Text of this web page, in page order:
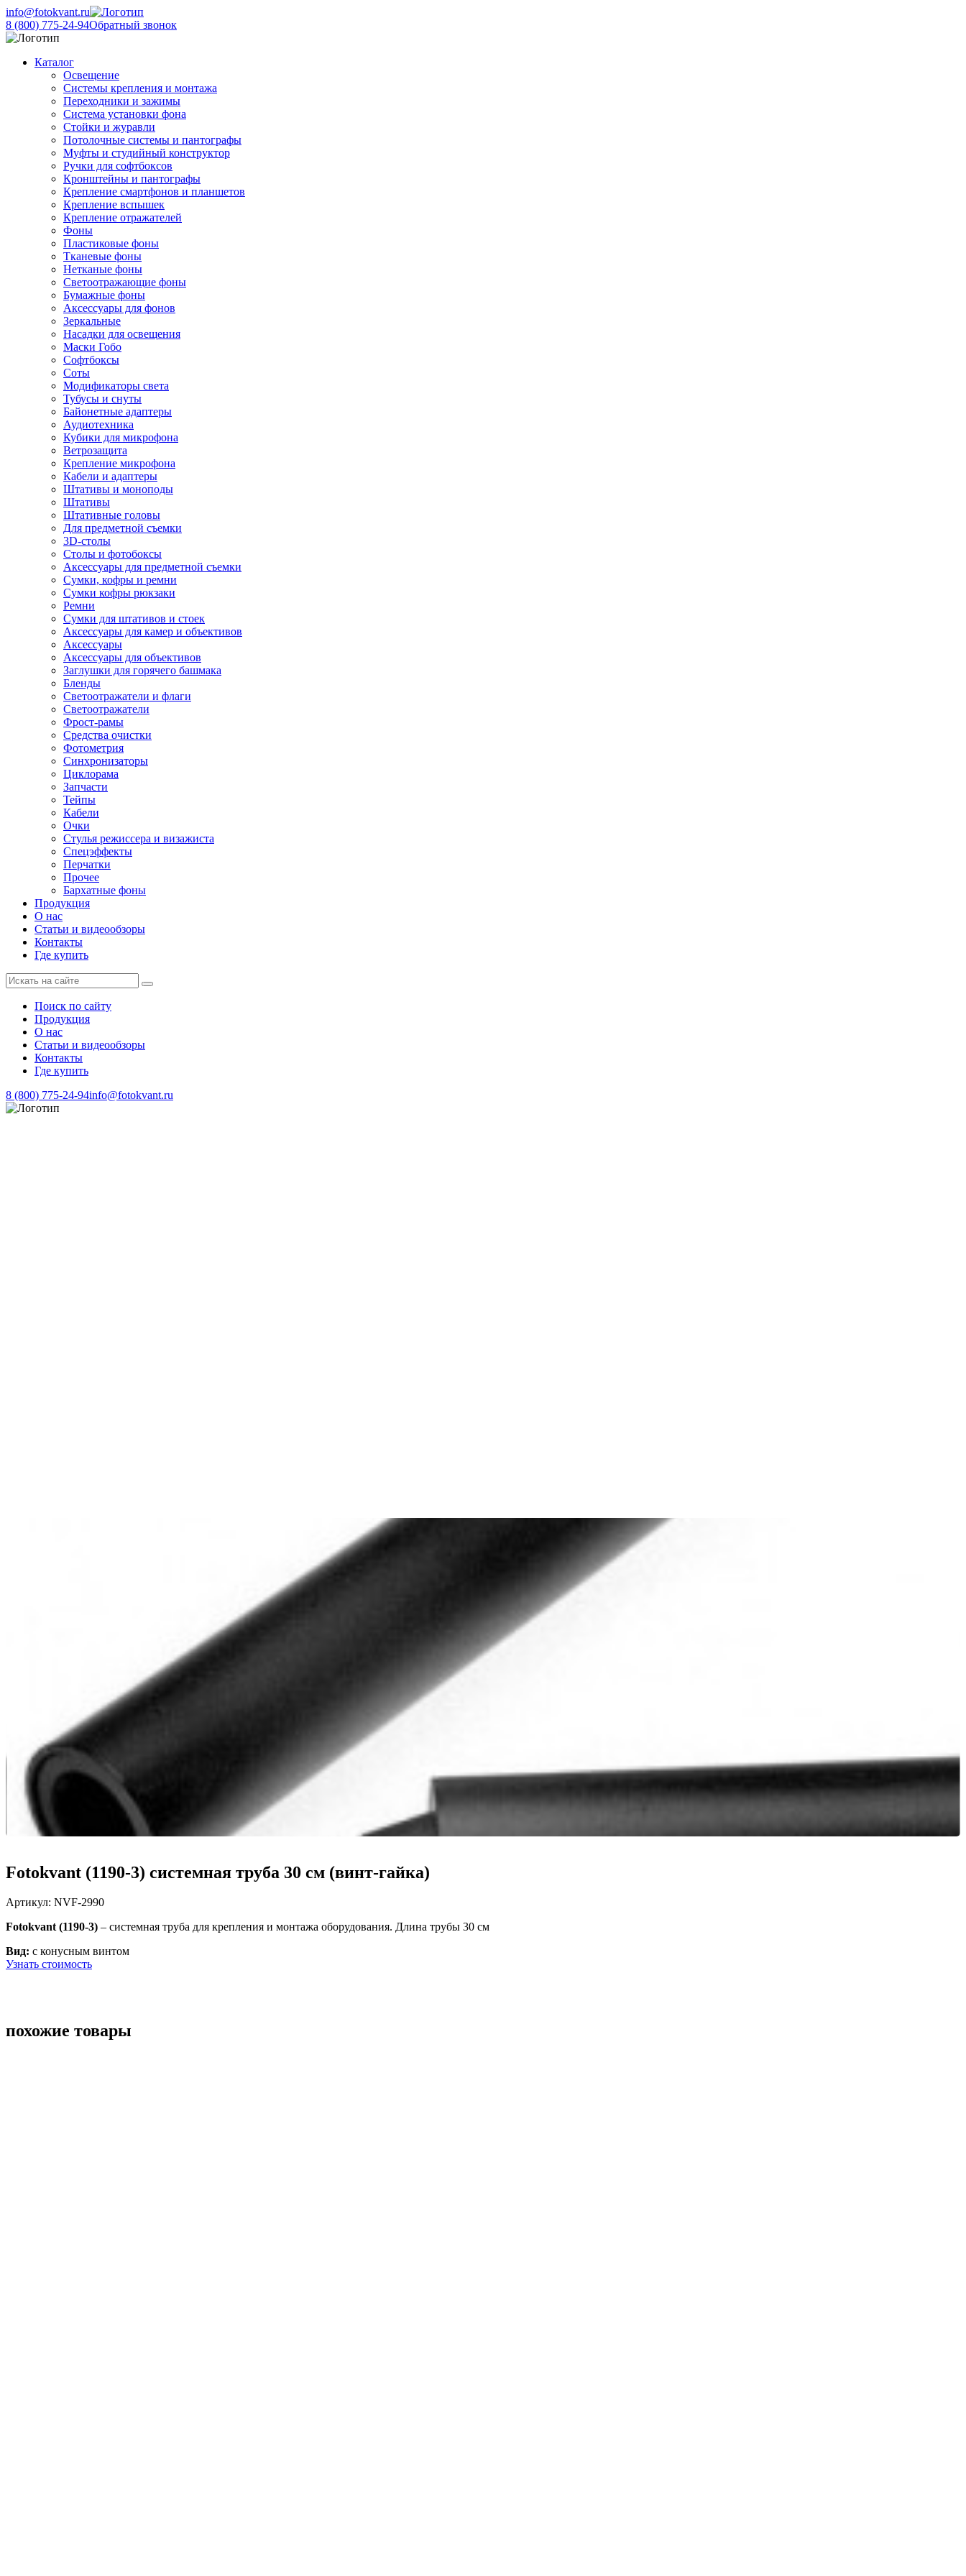
info@fotokvant.ru
8 (800) 775-24-94Обратный звонок
Каталог
Освещение
Системы крепления и монтажа
Переходники и зажимы
Система установки фона
Стойки и журавли
Потолочные системы и пантографы
Муфты и студийный конструктор
Ручки для софтбоксов
Кронштейны и пантографы
Крепление смартфонов и планшетов
Крепление вспышек
Крепление отражателей
Фоны
Пластиковые фоны
Тканевые фоны
Нетканые фоны
Светоотражающие фоны
Бумажные фоны
Аксессуары для фонов
Зеркальные
Насадки для освещения
Маски Гобо
Софтбоксы
Соты
Модификаторы света
Тубусы и снуты
Байонетные адаптеры
Аудиотехника
Кубики для микрофона
Ветрозащита
Крепление микрофона
Кабели и адаптеры
Штативы и моноподы
Штативы
Штативные головы
Для предметной съемки
3D-столы
Столы и фотобоксы
Аксессуары для предметной съемки
Сумки, кофры и ремни
Сумки кофры рюкзаки
Ремни
Сумки для штативов и стоек
Аксессуары для камер и объективов
Аксессуары
Аксессуары для объективов
Заглушки для горячего башмака
Бленды
Светоотражатели и флаги
Светоотражатели
Фрост-рамы
Средства очистки
Фотометрия
Синхронизаторы
Циклорама
Запчасти
Тейпы
Кабели
Очки
Стулья режиссера и визажиста
Спецэффекты
Перчатки
Прочее
Бархатные фоны
Продукция
О нас
Статьи и видеообзоры
Контакты
Где купить
Поиск по сайту
Продукция
О нас
Статьи и видеообзоры
Контакты
Где купить
8 (800) 775-24-94info@fotokvant.ru
Fotokvant (1190-3) системная труба 30 см (винт-гайка)
Артикул: NVF-2990
Fotokvant (1190-3) – системная труба для крепления и монтажа оборудования. Длина трубы 30 см
Вид: с конусным винтом
Узнать стоимость
похожие товары